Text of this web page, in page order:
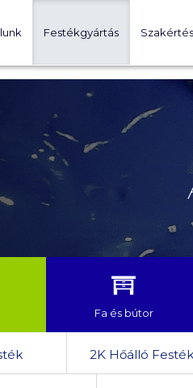
Festékgyártás Szakértés
Fa és bútor
2K Hőálló